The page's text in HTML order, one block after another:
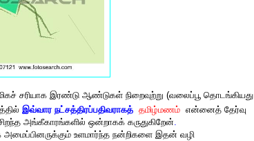
சரியாக இரண்டு ஆண்டுகள் நிறைவுற்று (வலைப்பூ தொடங்கியது
இவ்வார நட்சத்திரப்பதிவராகத் தமிழ்மணம் என்னைத் தேர்வு
அங்கீகாரங்களில் ஒன்றாகக் கருதுகிறேன்.
அமைப்பினருக்கும் உளமார்ந்த நன்றிகளை இதன் வழி